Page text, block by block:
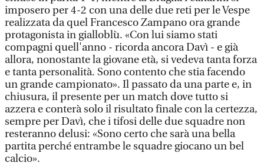
imposero per 4-2 con una delle due reti per le Vespe
realizzata da quel Francesco Zampano ora grande
protagonista in gialloblù. «Con lui siamo stati
compagni quell'anno - ricorda ancora Davì - e già
allora, nonostante la giovane età, si vedeva tanta forza
e tanta personalità. Sono contento che stia facendo
un grande campionato». Il passato da una parte e, in
chiusura, il presente per un match dove tutto si
azzera e conterà solo il risultato finale con la certezza,
sempre per Davì, che i tifosi delle due squadre non
resteranno delusi: «Sono certo che sarà una bella
partita perché entrambe le squadre giocano un bel
calcio».